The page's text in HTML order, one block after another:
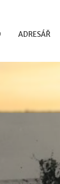
ADRESÁŘ